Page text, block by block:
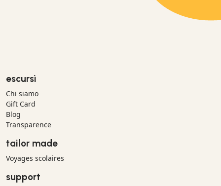
escursì
Chi siamo
Gift Card
Blog
Transparence
tailor made
Voyages scolaires
support